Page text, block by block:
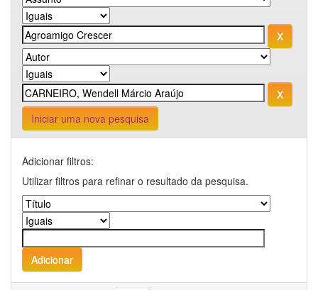
Iniciar uma nova pesquisa
Adicionar filtros:
Utilizar filtros para refinar o resultado da pesquisa.